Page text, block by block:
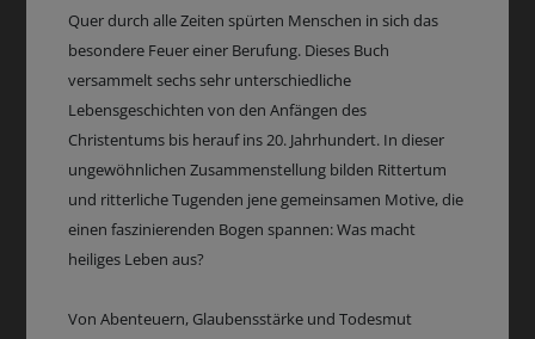
Quer durch alle Zeiten spürten Menschen in sich das
besondere Feuer einer Berufung. Dieses Buch
versammelt sechs sehr unterschiedliche
Lebensgeschichten von den Anfängen des
Christentums bis herauf ins 20. Jahrhundert. In dieser
ungewöhnlichen Zusammenstellung bilden Rittertum
und ritterliche Tugenden jene gemeinsamen Motive, die
einen faszinierenden Bogen spannen: Was macht
heiliges Leben aus?
Von Abenteuern, Glaubensstärke und Todesmut